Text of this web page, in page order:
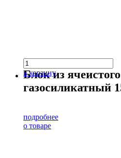
в корзину
Блок из
газосиликатный
подробнее
о товаре